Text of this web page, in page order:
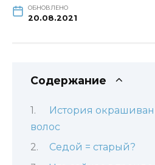
ОБНОВЛЕНО
20.08.2021
Содержание
История
волос
Седой = старый?